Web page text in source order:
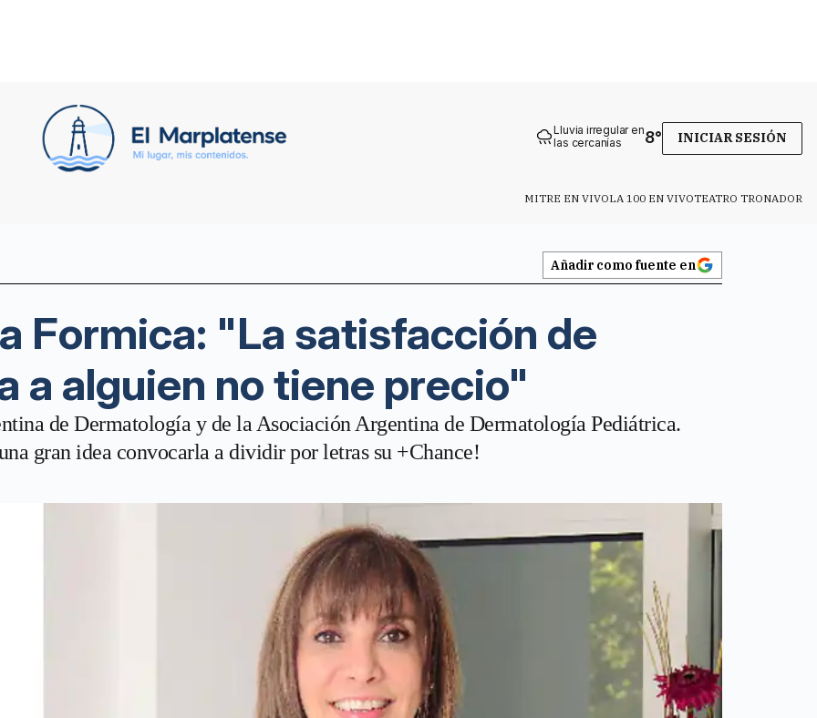
Lluvia irregular en
las cercanías
8° INICIAR SESIÓN
MITRE EN VIVOLA 100 EN VIVOTEATRO TRONADOR
Añadir como fuente en
Formica: "La satisfacción de
a alguien no tiene precio"
de Dermatología y de la Asociación Argentina de Dermatología Pediátrica.
gran idea convocarla a dividir por letras su +Chance!